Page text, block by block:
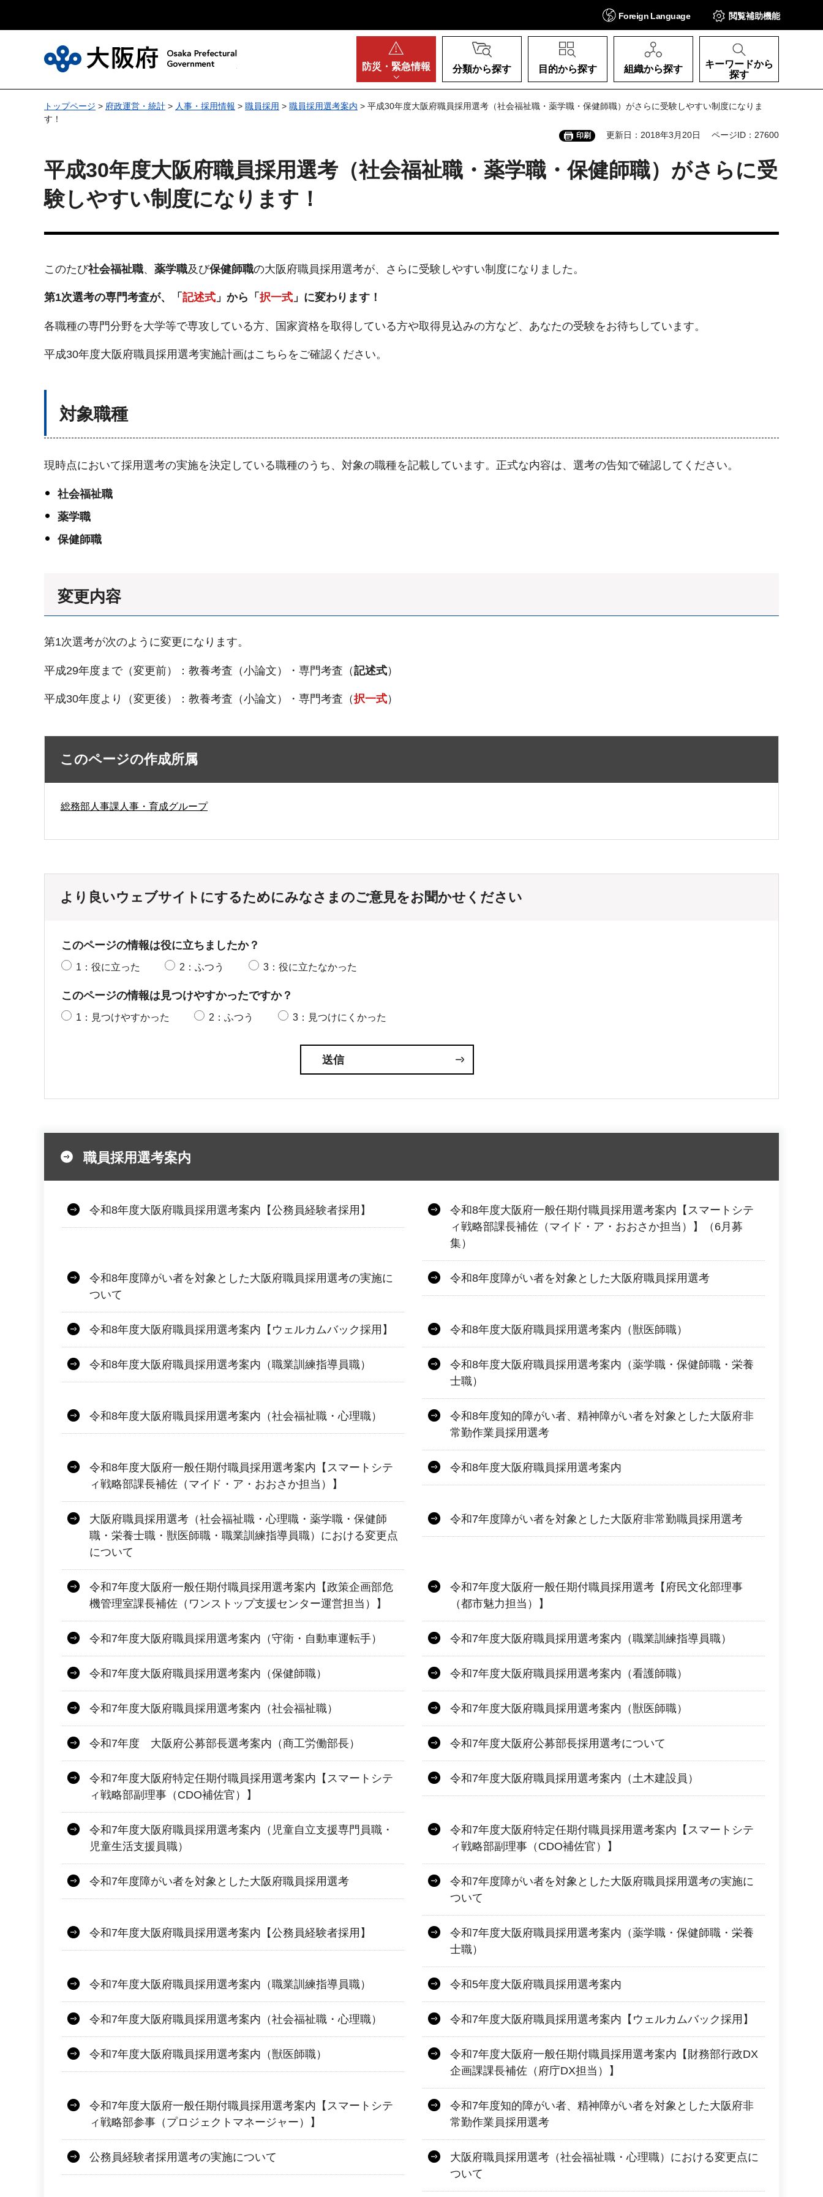
Foreign Language 閲覧補助機能
防災・ 緊急情報 分類から探す 目的から探す 組織から探す
キーワードから
探す
トップページ > 府政運営・統計 > 人事・採用情報 > 職員採用 > 職員採用選考案内 > 平成30年度大阪府職員採用選考（社会福祉職・薬学職・保健師職）がさらに受験しやすい制度になりま
す！
印刷 更新日：2018年3月20日 ページID：27600
平成30年度大阪府職員採用選考（社会福祉職・薬学職・保健師職）がさらに受
験しやすい制度になります！
このたび社会福祉職、 薬学職及び保健師職の大阪府職員採用選考が、さらに受験しやすい制度になりました。
第1次選考の専門考査が、「 記述式 」から「 択一式 」に変わります！
各職種の専門分野を大学等で専攻している方、国家資格を取得している方や取得見込みの方など、あなたの受験をお待ちしています。
平成30年度大阪府職員採用選考実施計画はこちらをご確認ください。
対象職種
現時点において採用選考の実施を決定している職種のうち、対象の職種を記載しています。正式な内容は、選考の告知で確認してください。
社会福祉職
薬学職
保健師職
変更内容
第1次選考が次のように変更になります。
平成29年度まで（変更前）：教養考査（小論文）・専門考査（記述式）
平成30年度より（変更後）：教養考査（小論文）・専門考査（択一式）
このページの作成所属
総務部人事課人事・育成グループ
より良いウェブサイトにするためにみなさまのご意見をお聞かせください
このページの情報は役に立ちましたか？
1：役に立った 2：ふつう 3：役に立たなかった
このページの情報は見つけやすかったですか？
1：見つけやすかった 2：ふつう 3：見つけにくかった
職員採用選考案内
令和8年度大阪府職員採用選考案内【公務員経験者採用】
令和8年度大阪府一般任期付職員採用選考案内【スマートシテ
ィ戦略部課長補佐（マイド・ア・おおさか担当）】（6月募
集）
令和8年度障がい者を対象とした大阪府職員採用選考の実施に
ついて
令和8年度障がい者を対象とした大阪府職員採用選考
令和8年度大阪府職員採用選考案内【ウェルカムバック採用】 令和8年度大阪府職員採用選考案内（獣医師職）
令和8年度大阪府職員採用選考案内（職業訓練指導員職）
令和8年度大阪府職員採用選考案内（薬学職・保健師職・栄養
士職）
令和8年度大阪府職員採用選考案内（社会福祉職・心理職）
令和8年度知的障がい者、精神障がい者を対象とした大阪府非
常勤作業員採用選考
令和8年度大阪府一般任期付職員採用選考案内【スマートシテ
ィ戦略部課長補佐（マイド・ア・おおさか担当）】
令和8年度大阪府職員採用選考案内
大阪府職員採用選考（社会福祉職・心理職・薬学職・保健師
職・栄養士職・獣医師職・職業訓練指導員職）における変更点
について
令和7年度障がい者を対象とした大阪府非常勤職員採用選考
令和7年度大阪府一般任期付職員採用選考案内【政策企画部危
機管理室課長補佐（ワンストップ支援センター運営担当）】
令和7年度大阪府一般任期付職員採用選考【府民文化部理事
（都市魅力担当）】
令和7年度大阪府職員採用選考案内（守衛・自動車運転手） 令和7年度大阪府職員採用選考案内（職業訓練指導員職）
令和7年度大阪府職員採用選考案内（保健師職） 令和7年度大阪府職員採用選考案内（看護師職）
令和7年度大阪府職員採用選考案内（社会福祉職） 令和7年度大阪府職員採用選考案内（獣医師職）
令和7年度 大阪府公募部長選考案内（商工労働部長） 令和7年度大阪府公募部長採用選考について
令和7年度大阪府特定任期付職員採用選考案内【スマートシテ
ィ戦略部副理事（CDO補佐官）】
令和7年度大阪府職員採用選考案内（土木建設員）
令和7年度大阪府職員採用選考案内（児童自立支援専門員職・
児童生活支援員職）
令和7年度大阪府特定任期付職員採用選考案内【スマートシテ
ィ戦略部副理事（CDO補佐官）】
令和7年度障がい者を対象とした大阪府職員採用選考
令和7年度障がい者を対象とした大阪府職員採用選考の実施に
ついて
令和7年度大阪府職員採用選考案内【公務員経験者採用】
令和7年度大阪府職員採用選考案内（薬学職・保健師職・栄養
士職）
令和7年度大阪府職員採用選考案内（職業訓練指導員職） 令和5年度大阪府職員採用選考案内
令和7年度大阪府職員採用選考案内（社会福祉職・心理職） 令和7年度大阪府職員採用選考案内【ウェルカムバック採用】
令和7年度大阪府職員採用選考案内（獣医師職）
令和7年度大阪府一般任期付職員採用選考案内【財務部行政DX
企画課課長補佐（府庁DX担当）】
令和7年度大阪府一般任期付職員採用選考案内【スマートシテ
ィ戦略部参事（プロジェクトマネージャー）】
令和7年度知的障がい者、精神障がい者を対象とした大阪府非
常勤作業員採用選考
公務員経験者採用選考の実施について
大阪府職員採用選考（社会福祉職・心理職）における変更点に
ついて